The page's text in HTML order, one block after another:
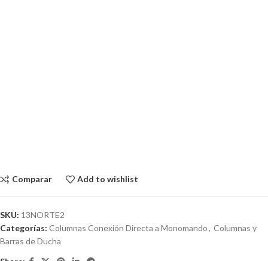
Comparar Add to wishlist
SKU: 13NORTE2
Categorías: Columnas Conexión Directa a Monomando, Columnas y
Barras de Ducha